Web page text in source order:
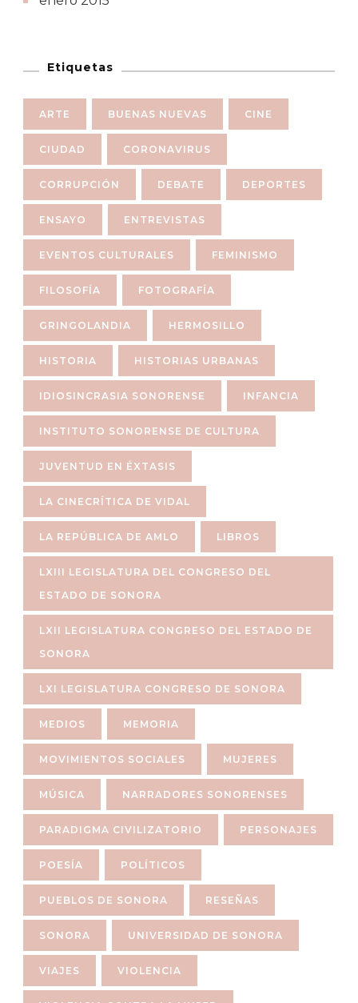
Etiquetas
ARTE BUENAS NUEVAS CINE
CIUDAD CORONAVIRUS
CORRUPCIÓN DEBATE DEPORTES
ENSAYO ENTREVISTAS
EVENTOS CULTURALES FEMINISMO
FILOSOFÍA FOTOGRAFÍA
GRINGOLANDIA HERMOSILLO
HISTORIA HISTORIAS URBANAS
IDIOSINCRASIA SONORENSE INFANCIA
INSTITUTO SONORENSE DE CULTURA
JUVENTUD EN ÉXTASIS
LA CINECRÍTICA DE VIDAL
LA REPÚBLICA DE AMLO LIBROS
LXIII LEGISLATURA DEL CONGRESO DEL
ESTADO DE SONORA
LXII LEGISLATURA CONGRESO DEL ESTADO DE
SONORA
LXI LEGISLATURA CONGRESO DE SONORA
MEDIOS MEMORIA
MOVIMIENTOS SOCIALES MUJERES
MÚSICA NARRADORES SONORENSES
PARADIGMA CIVILIZATORIO PERSONAJES
POESÍA POLÍTICOS
PUEBLOS DE SONORA RESEÑAS
SONORA UNIVERSIDAD DE SONORA
VIAJES VIOLENCIA